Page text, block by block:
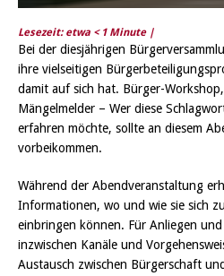
Lesezeit: etwa < 1 Minute |
Bei der diesjährigen
ihre vielseitigen
damit auf sich hat. Bürger-
Mängelmelder – Wer diese
erfahren möchte, sollte an diesem
vorbeikommen.
Während der Abendveranstaltung
Informationen, wo und wie sie sich
einbringen können. Für Anliegen
inzwischen Kanäle und
Austausch zwischen Bürgerschaft